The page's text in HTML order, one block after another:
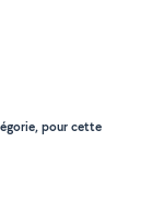
pour cette